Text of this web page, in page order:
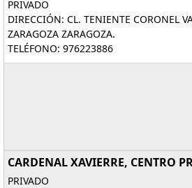
PRIVADO
DIRECCIÓN: CL. TENIENTE CORONEL
ZARAGOZA ZARAGOZA.
TELÉFONO: 976223886
CARDENAL XAVIERRE, CENTRO
PRIVADO